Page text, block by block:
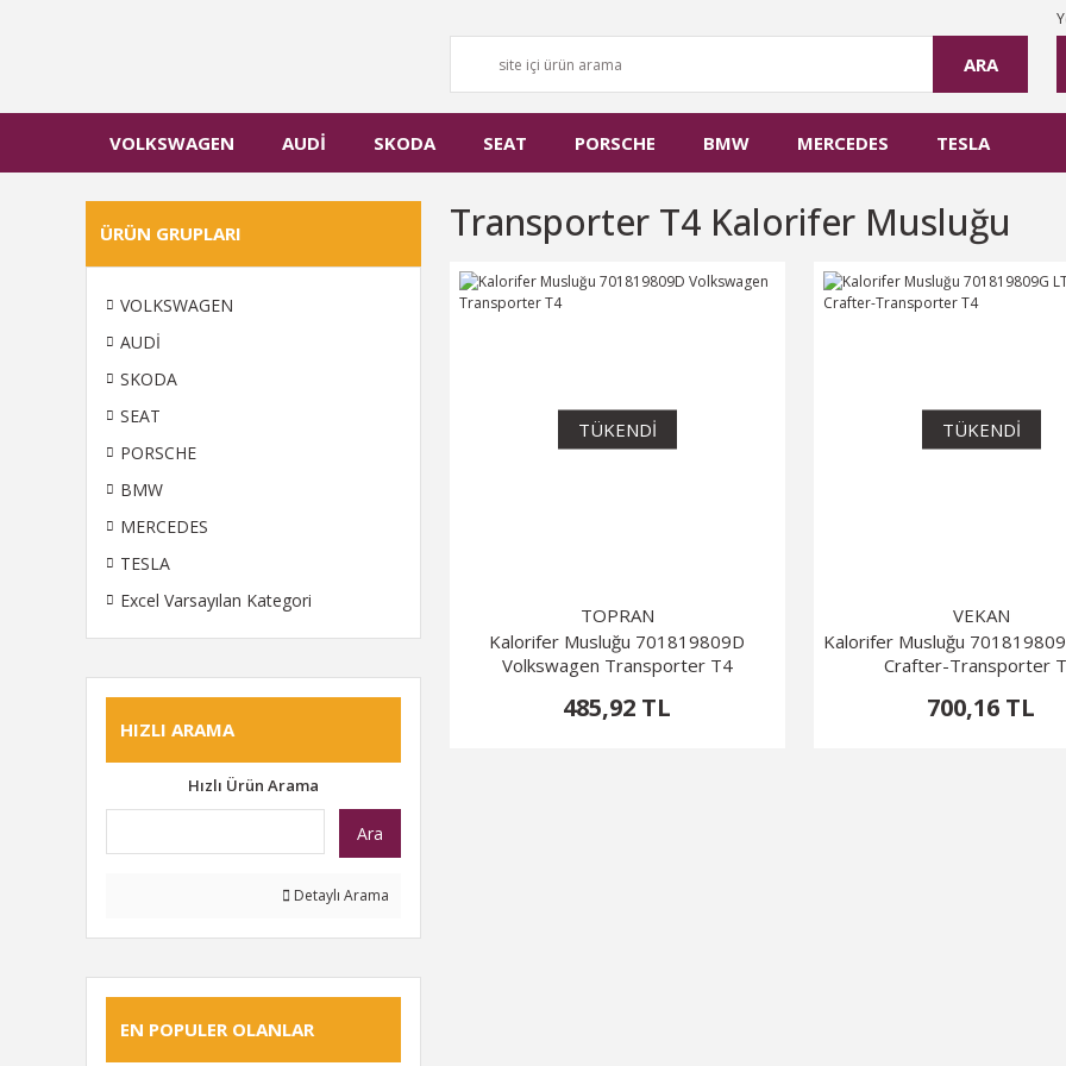
ARA
VOLKSWAGEN AUDİ SKODA SEAT PORSCHE BMW MERCEDES TESLA
ÜRÜN GRUPLARI
VOLKSWAGEN
AUDİ
SKODA
SEAT
PORSCHE
BMW
MERCEDES
TESLA
Excel Varsayılan Kategori
HIZLI ARAMA
Hızlı Ürün Arama
Ara
Detaylı Arama
EN POPULER OLANLAR
Transporter T4 Kalorifer Musluğu
TÜKENDİ
TOPRAN
Kalorifer Musluğu 701819809D
Volkswagen Transporter T4
485,92 TL
TÜKENDİ
VEKAN
Kalorifer Musluğu
Crafter-Transporter
700,16 TL